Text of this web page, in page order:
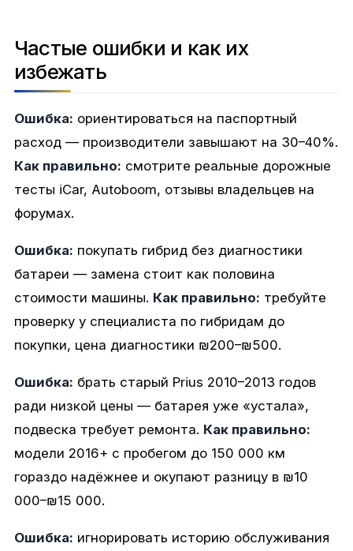
Частые ошибки и как их
избежать
Ошибка: ориентироваться на паспортный
расход — производители завышают на 30–40%.
Как правильно: смотрите реальные дорожные
тесты iCar, Autoboom, отзывы владельцев на
форумах.
Ошибка: покупать гибрид без диагностики
батареи — замена стоит как половина
стоимости машины. Как правильно: требуйте
проверку у специалиста по гибридам до
покупки, цена диагностики ₪200–₪500.
Ошибка: брать старый Prius 2010–2013 годов
ради низкой цены — батарея уже «устала»,
подвеска требует ремонта. Как правильно:
модели 2016+ с пробегом до 150 000 км
гораздо надёжнее и окупают разницу в ₪10
000–₪15 000.
Ошибка: игнорировать историю обслуживания